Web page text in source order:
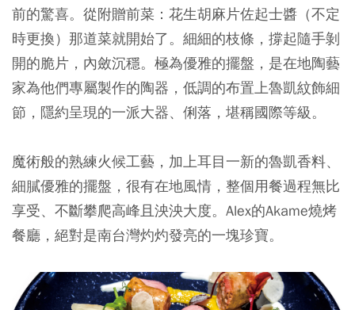
前的驚喜。從附贈前菜：花生胡麻片佐起士醬（不定
時更換）那道菜就開始了。細細的枝條，撐起隨手剝
開的脆片，內斂沉穩。極為優雅的擺盤，是在地陶藝
家為他們專屬製作的陶器，低調的布置上魯凱紋飾細
節，隱約呈現的一派大器、俐落，堪稱國際等級。
魔術般的熟練火候工藝，加上耳目一新的魯凱香料、
細膩優雅的擺盤，很有在地風情，整個用餐過程無比
享受、不斷攀爬高峰且泱泱大度。Alex的Akame燒烤
餐廳，絕對是南台灣灼灼發亮的一塊珍寶。